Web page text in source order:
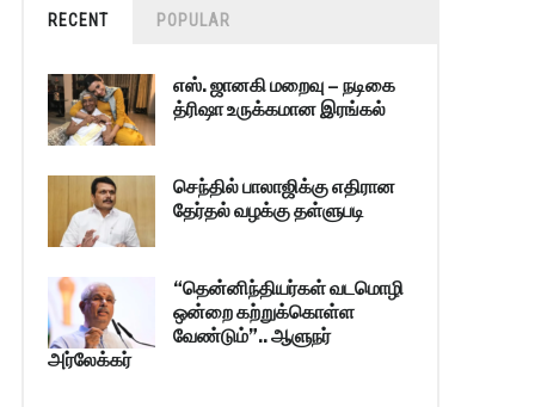
RECENT POPULAR
எஸ். ஜானகி மறைவு – நடிகை
த்ரிஷா உருக்கமான இரங்கல்
செந்தில் பாலாஜிக்கு எதிரான
தேர்தல் வழக்கு தள்ளுபடி
“தென்னிந்தியர்கள் வடமொழி
ஒன்றை கற்றுக்கொள்ள
வேண்டும்”.. ஆளுநர்
அர்லேக்கர்